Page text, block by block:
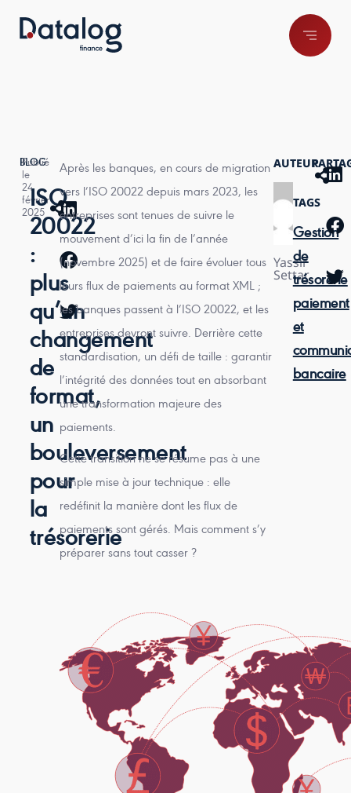
BLOG
Publié
le
24
février
2025
ISO
20022
:
plus
qu’un
changement
de
format,
un
bouleversement
pour
la
trésorerie
Après les banques,en cours de migration
vers l’ISO 20022 depuis mars 2023, les
entreprises sont tenues de suivre le
mouvement d’ici la fin de l’année
(novembre 2025) et de faire évoluer tous
leurs flux de paiements au format XML ;
les banques passent à l’ISO 20022, et les
entreprises devront suivre. Derrière cette
standardisation, un défi de taille : garantir
l’intégrité des données tout en absorbant
une transformation majeure des
paiements.
Cette transition ne se résume pas à une
simple mise à jour technique : elle
redéfinit la manière dont les flux de
paiements sont gérés. Mais comment s’y
préparer sans tout casser ?
AUTEUR
Yassir
Settar
TAGS
Gestion
de
trésorerie
paiement
et
bancaire